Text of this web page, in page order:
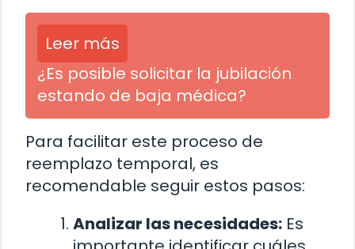
Leer más
¿Es posible solicitar la jubilación
estando de baja médica?
Para facilitar este proceso de
reemplazo temporal, es
recomendable seguir estos pasos:
Analizar las necesidades: Es